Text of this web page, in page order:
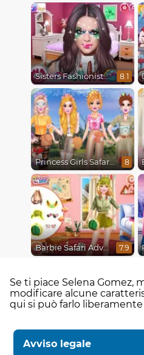
Sisters Fashionista Makeup 8.1
Princess Girls Safari Trip 8
Barbie Safari Adventure 7.9
Se ti piace Selena Gomez,
modificare alcune
qui si può farlo liberamente
Avviso legale